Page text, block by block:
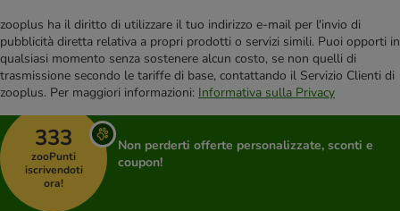
zooplus ha il diritto di utilizzare il tuo indirizzo e-mail per l'invio di
pubblicità diretta relativa a propri prodotti o servizi simili. Puoi opporti in
qualsiasi momento senza sostenere alcun costo, se non quelli di
trasmissione secondo le tariffe di base, contattando il Servizio Clienti di
zooplus. Per maggiori informazioni: Informativa sulla Privacy
333
zooPunti
iscrivendoti
ora!
Non perderti offerte personalizzate, sconti e
coupon!